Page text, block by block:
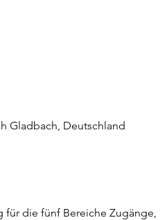
Gladbach, Deutschland
für die fünf Bereiche Zugänge,